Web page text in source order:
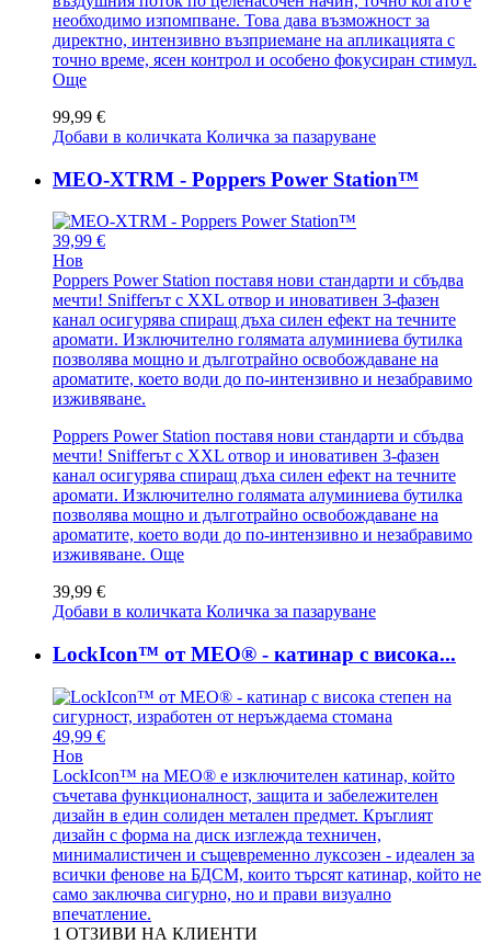
необходимо изпомпване. Това дава възможност за
директно, интензивно възприемане на апликацията с
точно време, ясен контрол и особено фокусиран стимул.
Още
99,99 €
Добави в количката Количка за пазаруване
MEO-XTRM - Poppers Power Station™
39,99 €
Нов
Poppers Power Station поставя нови стандарти и сбъдва
мечти! Snifferът с XXL отвор и иновативен 3-фазен
канал осигурява спиращ дъха силен ефект на течните
аромати. Изключително голямата алуминиева бутилка
позволява мощно и дълготрайно освобождаване на
ароматите, което води до по-интензивно и незабравимо
изживяване.
Poppers Power Station поставя нови стандарти и сбъдва
мечти! Snifferът с XXL отвор и иновативен 3-фазен
канал осигурява спиращ дъха силен ефект на течните
аромати. Изключително голямата алуминиева бутилка
позволява мощно и дълготрайно освобождаване на
ароматите, което води до по-интензивно и незабравимо
изживяване. Още
39,99 €
Добави в количката Количка за пазаруване
LockIcon™ от MEO® - катинар с висока...
49,99 €
Нов
LockIcon™ на MEO® е изключителен катинар, който
съчетава функционалност, защита и забележителен
дизайн в един солиден метален предмет. Кръглият
дизайн с форма на диск изглежда техничен,
минималистичен и същевременно луксозен - идеален за
всички фенове на БДСМ, които търсят катинар, който не
само заключва сигурно, но и прави визуално
впечатление.
1 ОТЗИВИ НА КЛИЕНТИ